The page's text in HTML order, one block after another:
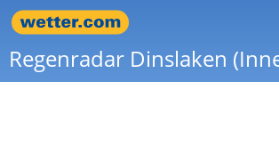
Regenradar Dinslaken